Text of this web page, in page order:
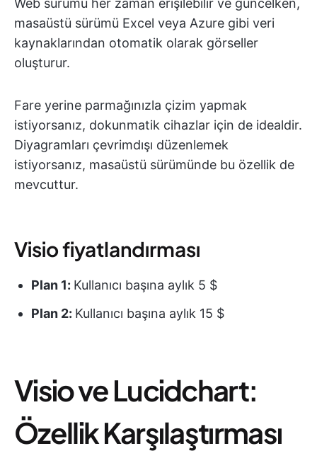
Web sürümü her zaman erişilebilir ve güncelken,
masaüstü sürümü Excel veya Azure gibi veri
kaynaklarından otomatik olarak görseller
oluşturur.
Fare yerine parmağınızla çizim yapmak
istiyorsanız, dokunmatik cihazlar için de idealdir.
Diyagramları çevrimdışı düzenlemek
istiyorsanız, masaüstü sürümünde bu özellik de
mevcuttur.
Visio fiyatlandırması
Plan 1: Kullanıcı başına aylık 5 $
Plan 2: Kullanıcı başına aylık 15 $
Visio ve Lucidchart:
Özellik Karşılaştırması